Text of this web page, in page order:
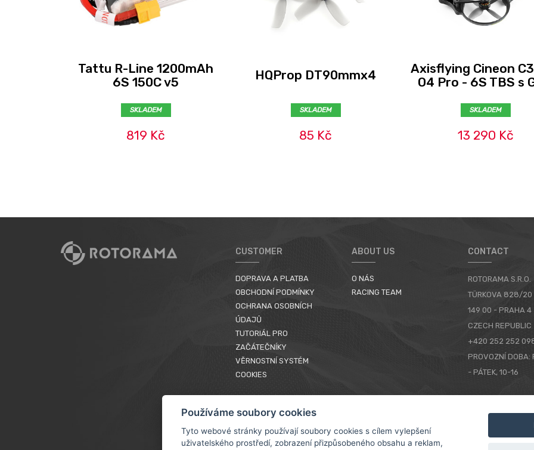
Tattu R-Line 1200mAh
6S 150C v5
SKLADEM
819 Kč
HQProp DT90mmx4
SKLADEM
85 Kč
Axisflying Cineon
O4 Pro - 6S TBS s
SKLADEM
13 290 Kč
CUSTOMER
DOPRAVA A PLATBA
OBCHODNÍ PODMÍNKY
OCHRANA OSOBNÍCH
ÚDAJŮ
TUTORIÁL PRO
ZAČÁTEČNÍKY
VĚRNOSTNÍ SYSTÉM
COOKIES
ABOUT US
O NÁS
RACING TEAM
CONTACT
ROTORAMA S.R.O.
TÜRKOVA 828/20
149 00 - PRAHA 4
CZECH REPUBLIC
+420 252 252
PROVOZNÍ DOBA:
- PÁTEK, 10-16
Používáme soubory cookies
Tyto webové stránky používají soubory cookies s cílem vylepšení
uživatelského prostředí, zobrazení přizpůsobeného obsahu a reklam,